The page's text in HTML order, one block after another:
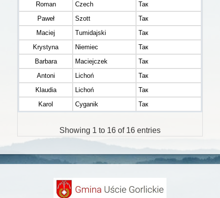
Roman
Czech
Так
Paweł
Szott
Так
Maciej
Tumidajski
Так
Krystyna
Niemiec
Так
Barbara
Maciejczek
Так
Antoni
Lichoń
Так
Klaudia
Lichoń
Так
Karol
Cyganik Так
Showing 1 to 16 of 16 entries